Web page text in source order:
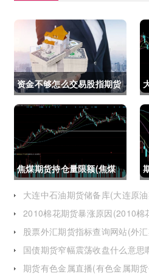
资金不够怎么交易股指期货
(资金不够怎么交易股指期
货呢)
(
焦煤期货持仓量限额(焦煤
期货持仓量限额是多少)
(
大连中石油期货储备库(大连原
2010棉花期货暴涨原因(2010棉
股票外汇期货指标查询网站(外
国债期货窄幅震荡收盘什么意思
期货有色金属直播(有色金属期